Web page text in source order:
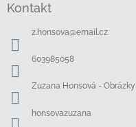
Kontakt
z.honsova@email.cz
603985058
Zuzana Honsová -
honsovazuzana